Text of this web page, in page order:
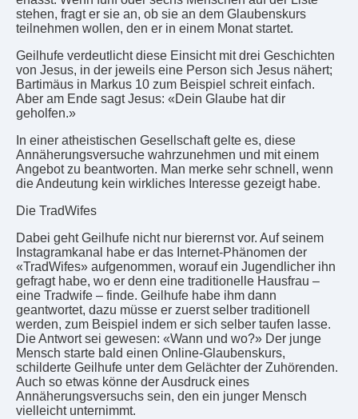
stehen, fragt er sie an, ob sie an dem Glaubenskurs
teilnehmen wollen, den er in einem Monat startet.
Geilhufe verdeutlicht diese Einsicht mit drei Geschichten
von Jesus, in der jeweils eine Person sich Jesus nähert;
Bartimäus in Markus 10 zum Beispiel schreit einfach.
Aber am Ende sagt Jesus: «Dein Glaube hat dir
geholfen.»
In einer atheistischen Gesellschaft gelte es, diese
Annäherungsversuche wahrzunehmen und mit einem
Angebot zu beantworten. Man merke sehr schnell, wenn
die Andeutung kein wirkliches Interesse gezeigt habe.
Die TradWifes
Dabei geht Geilhufe nicht nur bierernst vor. Auf seinem
Instagramkanal habe er das Internet-Phänomen der
«TradWifes» aufgenommen, worauf ein Jugendlicher ihn
gefragt habe, wo er denn eine traditionelle Hausfrau –
eine Tradwife – finde. Geilhufe habe ihm dann
geantwortet, dazu müsse er zuerst selber traditionell
werden, zum Beispiel indem er sich selber taufen lasse.
Die Antwort sei gewesen: «Wann und wo?» Der junge
Mensch starte bald einen Online-Glaubenskurs,
schilderte Geilhufe unter dem Gelächter der Zuhörenden.
Auch so etwas könne der Ausdruck eines
Annäherungsversuchs sein, den ein junger Mensch
vielleicht unternimmt.